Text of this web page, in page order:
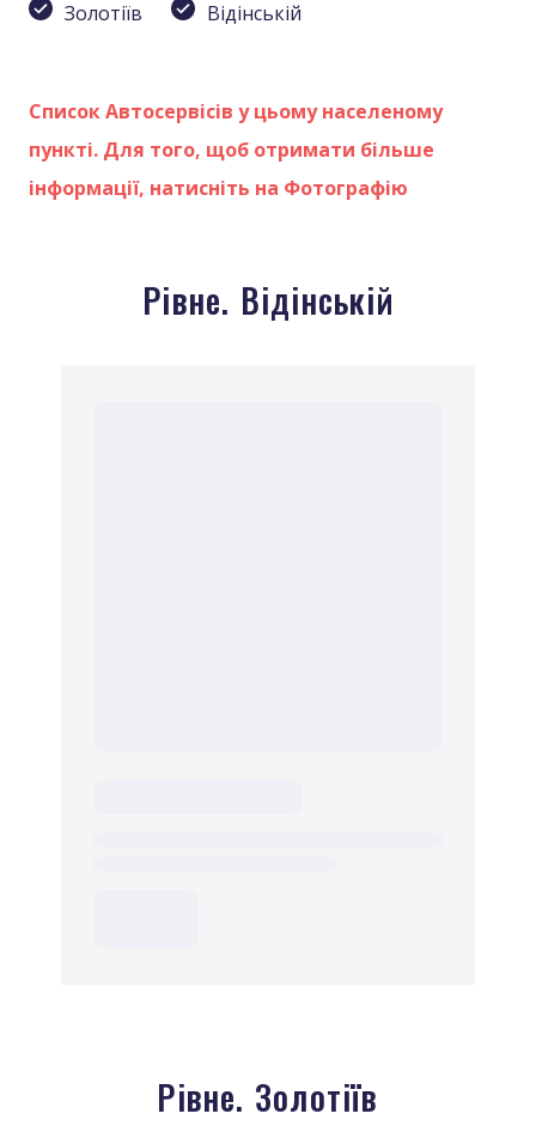
Золотіїв Відінській
Список Автосервісів у цьому населеному
пункті. Для того, щоб отримати більше
інформації, натисніть на Фотографію
Рівне. Відінській
Рівне. Золотіїв